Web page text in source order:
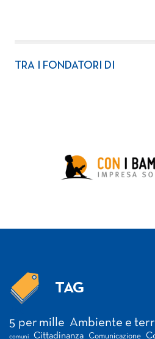
TRA I FONDATORI DI
TAG
5 per mille Ambiente e
comuni Cittadinanza Comunicazione